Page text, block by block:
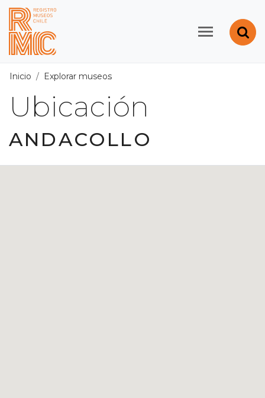
Contenido principal
Registro de Museos
Inicio Explorar museos
Ubicación
ANDACOLLO